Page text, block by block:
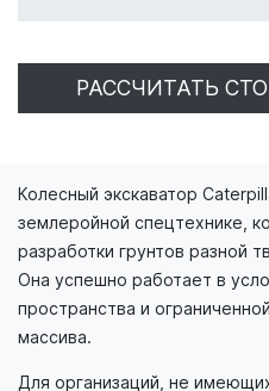
РАССЧИТАТЬ
Колесный экскаватор
землеройной спецтехнике,
разработки грунтов разной
Она успешно работает в
пространства и
массива.
Для организаций, не